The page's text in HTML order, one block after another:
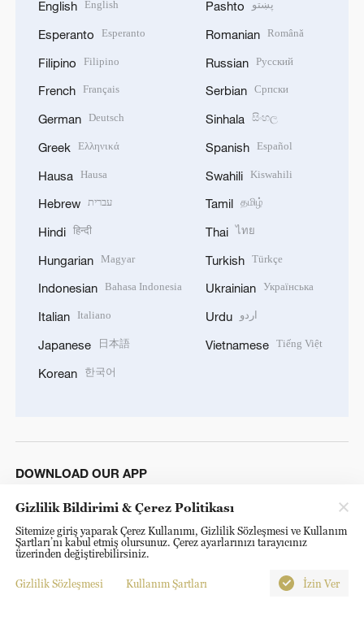
English English
Esperanto Esperanto
Filipino Filipino
French Français
German Deutsch
Greek Ελληνικά
Hausa Hausa
Hebrew עברית
Hindi हिन्दी
Hungarian Magyar
Indonesian Bahasa Indonesia
Italian Italiano
Japanese 日本語
Korean 한국어
Pashto پښتو
Romanian Română
Russian Русский
Serbian Српски
Sinhala සිංහල
Spanish Español
Swahili Kiswahili
Tamil தமிழ்
Thai ไทย
Turkish Türkçe
Ukrainian Українська
Urdu اردو
Vietnamese Tiếng Việt
DOWNLOAD OUR APP
© China Radio International.CRI. All Rights Reserved. 16A
Gizlilik Bildirimi & Çerez Politikası
Sitemize giriş yaparak Çerez Kullanımı, Gizlilik Sözleşmesi ve Kullanım
Şartları’nı kabul etmiş olursunuz. Çerez ayarlarınızı tarayıcınız
üzerinden değiştirebilirsiniz.
Gizlilik Sözleşmesi Kullanım Şartları İzin Ver